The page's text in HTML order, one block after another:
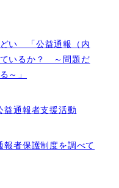
い 「公益通報（内
いるか？ ～問題だ
～」
通報者支援活動
者保護制度を調べて